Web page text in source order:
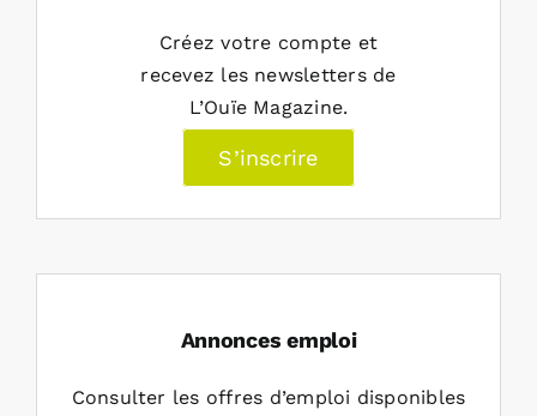
Créez votre compte et
recevez les newsletters de
L’Ouïe Magazine.
S’inscrire
Annonces emploi
Consulter les offres d’emploi disponibles